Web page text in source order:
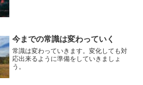
今までの常識は変わっていく
常識は変わっていきます。変化しても対
応出来るように準備をしていきましょ
う。